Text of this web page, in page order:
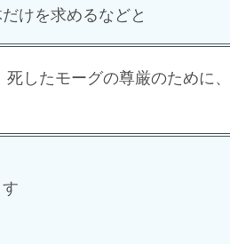
けを求めるなどと
したモーグの尊厳のために